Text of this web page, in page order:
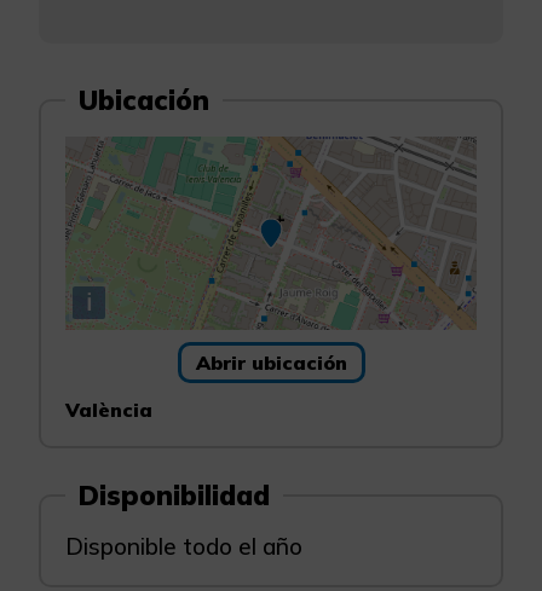
Ubicación
i
Abrir ubicación
València
Disponibilidad
Disponible todo el año